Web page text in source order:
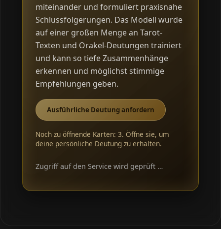
miteinander und formuliert praxisnahe
Schlussfolgerungen. Das Modell wurde
auf einer großen Menge an Tarot-
Texten und Orakel-Deutungen trainiert
und kann so tiefe Zusammenhänge
erkennen und möglichst stimmige
Empfehlungen geben.
Ausführliche Deutung anfordern
Noch zu öffnende Karten: 3. Öffne sie, um
deine persönliche Deutung zu erhalten.
Zugriff auf den Service wird geprüft …